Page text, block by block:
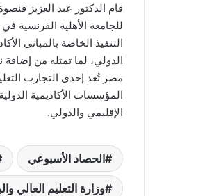
قام الدكتور عبد العزيز
للجامعة الأهلية الفرنسية
التنفيذ الخاصة بالمباني
الدولي، لما تمثله من إضافة
مصر تُعد إحدى التجارب
المؤسسات الأكاديمية
الإقليمي والدولي.
الحصاد الأسبوعي
وزارة التعليم العالي